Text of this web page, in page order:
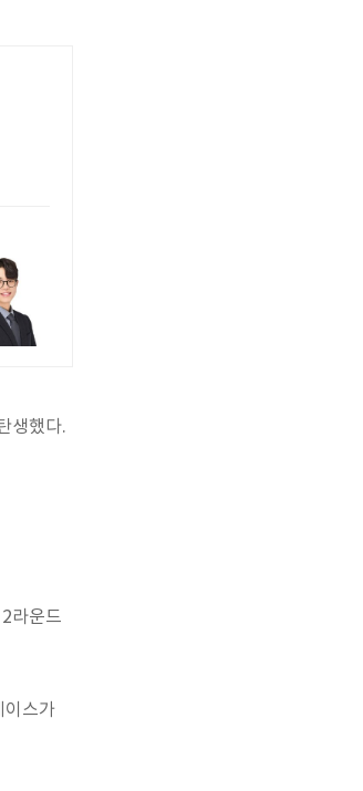
생했다.
라운드
이스가